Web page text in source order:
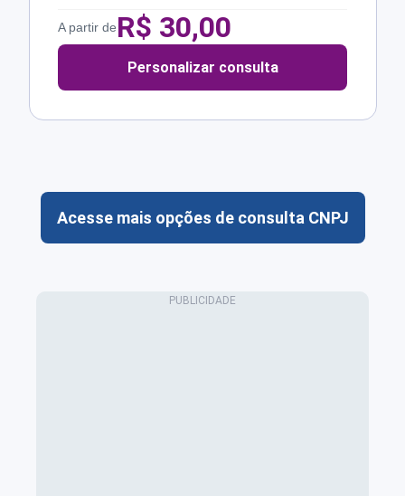
A partir deR$ 30,00
Personalizar consulta
Acesse mais opções de consulta CNPJ